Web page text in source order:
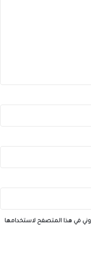
في هذا المتصفح لاستخدامها